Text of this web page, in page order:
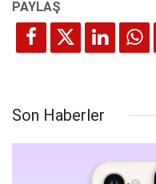
Son Haberler